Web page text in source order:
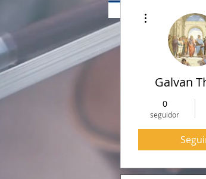
Galvan
0
seguidor